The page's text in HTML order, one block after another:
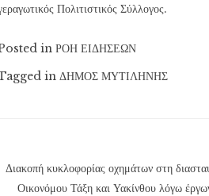
Πολιτιστικός Σύλλογος.
in ΡΟΗ ΕΙΔΗΣΕΩΝ
in ΔΗΜΟΣ ΜΥΤΙΛΗΝΗΣ
Διακοπή κυκλοφορίας οχημάτων στη
Οικονόμου Τάξη και Υακίνθου λόγω